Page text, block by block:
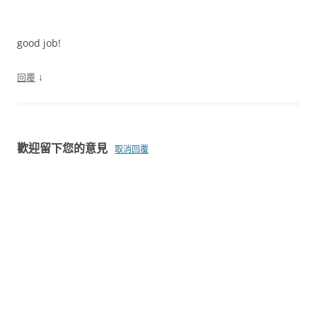
good job!
回覆 ↓
歡迎留下您的意見 取消回覆